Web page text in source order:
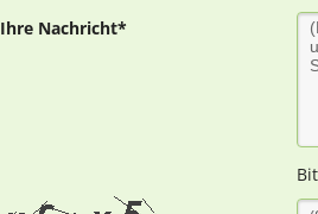
Ihre Nachricht*